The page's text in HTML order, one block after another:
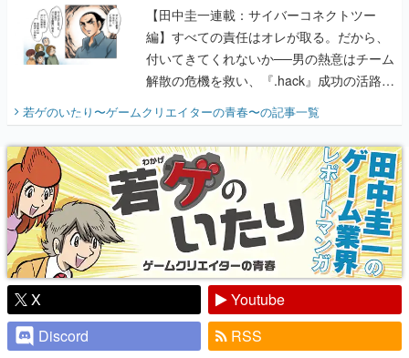
【田中圭一連載：サイバーコネクトツー
編】すべての責任はオレが取る。だから、
付いてきてくれないか──男の熱意はチーム
解散の危機を救い、『.hack』成功の活路を
開く。業界の快男児・松山 洋に流れる血は
『少年ジャンプ』色だった【若ゲのいた
り】
若ゲのいたり〜ゲームクリエイターの青春〜の記事一覧
X
Youtube
Discord
RSS